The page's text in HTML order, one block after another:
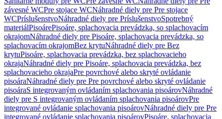
závesné WCPre stojace WCNáhradné diely pre Pre stojace
WCPríslušenstvoNáhradné diely pre PríslušenstvoSpotrebný
materiálPisoárePisoáre, splachovacia prevádzka, so splachovacím
okrajomNáhradné diely pre Pisoáre, splachovacia prevádzka, so
splachovacím okrajomBez krytuNáhradné diely pre Bez
krytuPisoáre, splachovacia prevádzka, bez splachovacieho
okrajaNáhradné diely pre Pisoáre, splachovacia prevádzka, bez
splachovacieho okrajaPre povrchové alebo skryté ovládanie
pisoáraNáhradné diely pre Pre povrchové alebo skryté ovládanie
pisoáraS integrovaným ovládaním splachovania pisoárovNáhradné
diely pre S integrovaným ovládaním splachovania pisoárovPre
integrované ovládanie splachovania pisoárovNáhradné diely pre Pre
integrované ovládanie splachovania pisoárovPisoáre, splachovacia